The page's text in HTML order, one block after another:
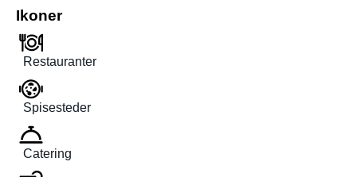
Ikoner
Restauranter
Spisesteder
Catering